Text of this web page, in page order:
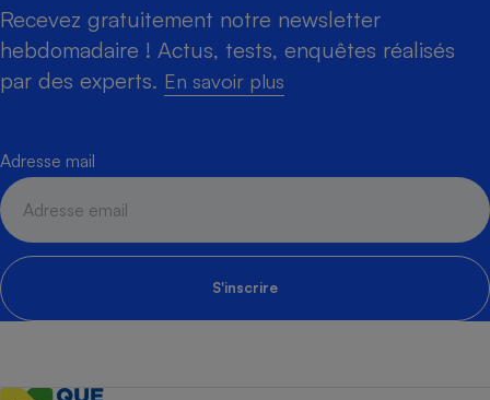
Recevez gratuitement notre newsletter
hebdomadaire ! Actus, tests, enquêtes réalisés
par des experts. En savoir plus
Adresse mail
S'inscrire